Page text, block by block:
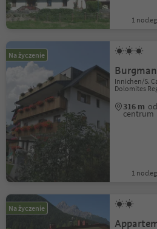
1
Na życzenie
Innichen/S.
Dolomites
316 m
centrum
1
Na życzenie